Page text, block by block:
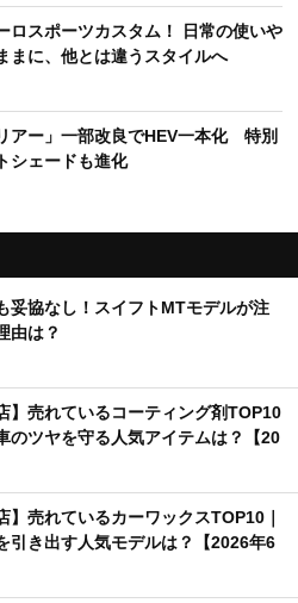
ロスポーツカスタム！ 日常の使いや
まに、他とは違うスタイルへ
アー」一部改良でHEV一本化 特別
シェードも進化
妥協なし！スイフトMTモデルが注
由は？
】売れているコーティング剤TOP10
のツヤを守る人気アイテムは？【20
】売れているカーワックスTOP10｜
引き出す人気モデルは？【2026年6